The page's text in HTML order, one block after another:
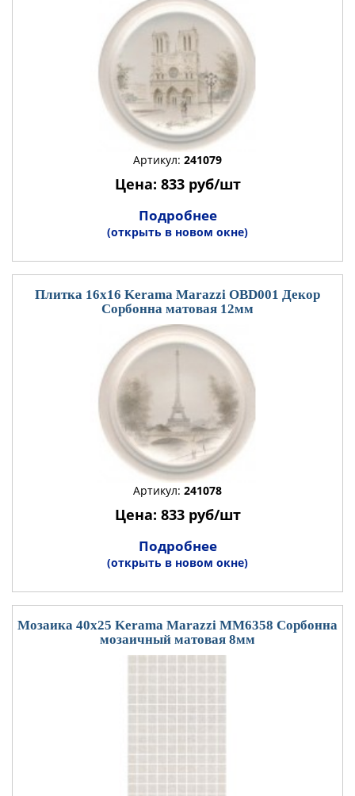
Артикул: 241079
Цена: 833 руб/шт
Подробнее
(открыть в новом окне)
Плитка 16x16 Kerama Marazzi OBD001 Декор
Сорбонна матовая 12мм
Артикул: 241078
Цена: 833 руб/шт
Подробнее
(открыть в новом окне)
Мозаика 40x25 Kerama Marazzi MM6358 Сорбонна
мозаичный матовая 8мм